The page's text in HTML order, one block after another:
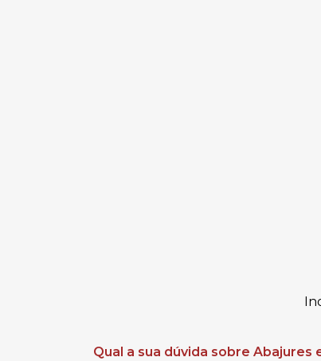
Qual a sua dúvida sobre Abajures